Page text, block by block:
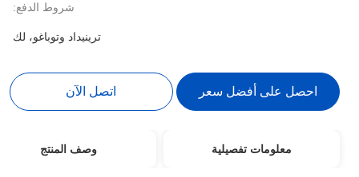
شروط الدفع:
ترينيداد وتوباغو، لك
احصل على أفضل سعر اتصل الآن
معلومات تفصيلية وصف المنتج